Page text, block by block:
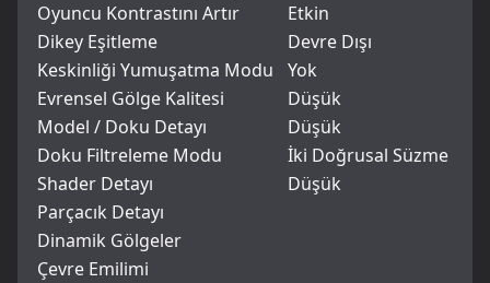
Oyuncu Kontrastını Artır
Etkin
Dikey Eşitleme
Devre Dışı
Keskinliği Yumuşatma Modu
Yok
Evrensel Gölge Kalitesi
Düşük
Model / Doku Detayı
Düşük
Doku Filtreleme Modu
İki Doğrusal Süzme
Shader Detayı
Düşük
Parçacık Detayı
Dinamik Gölgeler
Çevre Emilimi